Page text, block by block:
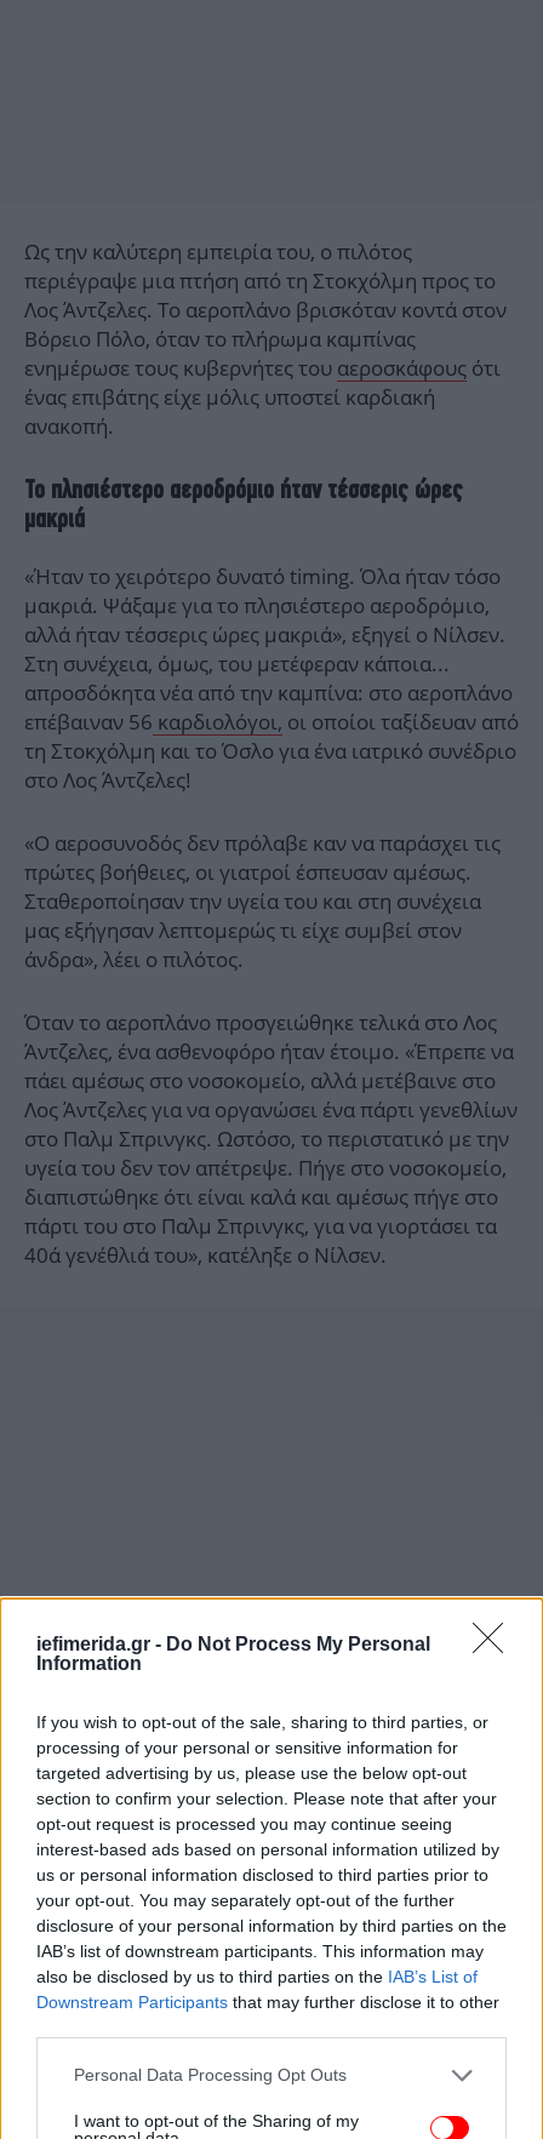
iefimerida.gr - Do Not Process My Personal
Information
If you wish to opt-out of the sale, sharing to third parties, or
processing of your personal or sensitive information for
targeted advertising by us, please use the below opt-out
section to confirm your selection. Please note that after your
opt-out request is processed you may continue seeing
interest-based ads based on personal information utilized by
us or personal information disclosed to third parties prior to
your opt-out. You may separately opt-out of the further
disclosure of your personal information by third parties on the
IAB’s list of downstream participants. This information may
also be disclosed by us to third parties on the IAB’s List of
Downstream Participants that may further disclose it to other
Please note that this website/app uses one or more Google
not limited to your visit or usage behaviour. You may click to
Personal Data Processing Opt Outs
I want to opt-out of the Sharing of my
Ως την καλύτερη εμπειρία του, ο πιλότος
περιέγραψε μια πτήση από τη Στοκχόλμη προς το
Λος Άντζελες. Το αεροπλάνο βρισκόταν κοντά στον
Βόρειο Πόλο, όταν το πλήρωμα καμπίνας
ενημέρωσε τους κυβερνήτες του αεροσκάφους ότι
ένας επιβάτης είχε μόλις υποστεί καρδιακή
ανακοπή.
Το πλησιέστερο αεροδρόμιο ήταν τέσσερις ώρες
μακριά
«Ήταν το χειρότερο δυνατό timing. Όλα ήταν τόσο
μακριά. Ψάξαμε για το πλησιέστερο αεροδρόμιο,
αλλά ήταν τέσσερις ώρες μακριά», εξηγεί ο Νίλσεν.
Στη συνέχεια, όμως, του μετέφεραν κάποια...
απροσδόκητα νέα από την καμπίνα: στο αεροπλάνο
επέβαιναν 56 καρδιολόγοι, οι οποίοι ταξίδευαν από
τη Στοκχόλμη και το Όσλο για ένα ιατρικό συνέδριο
στο Λος Άντζελες!
«Ο αεροσυνοδός δεν πρόλαβε καν να παράσχει τις
πρώτες βοήθειες, οι γιατροί έσπευσαν αμέσως.
Σταθεροποίησαν την υγεία του και στη συνέχεια
μας εξήγησαν λεπτομερώς τι είχε συμβεί στον
άνδρα», λέει ο πιλότος.
Όταν το αεροπλάνο προσγειώθηκε τελικά στο Λος
Άντζελες, ένα ασθενοφόρο ήταν έτοιμο. «Έπρεπε να
πάει αμέσως στο νοσοκομείο, αλλά μετέβαινε στο
Λος Άντζελες για να οργανώσει ένα πάρτι γενεθλίων
στο Παλμ Σπρινγκς. Ωστόσο, το περιστατικό με την
υγεία του δεν τον απέτρεψε. Πήγε στο νοσοκομείο,
διαπιστώθηκε ότι είναι καλά και αμέσως πήγε στο
πάρτι του στο Παλμ Σπρινγκς, για να γιορτάσει τα
40ά γενέθλιά του», κατέληξε ο Νίλσεν.